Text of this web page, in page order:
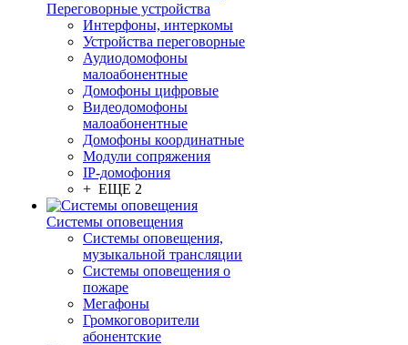
Переговорные устройства
Интерфоны, интеркомы
Устройства переговорные
Аудиодомофоны
малоабонентные
Домофоны цифровые
Видеодомофоны
малоабонентные
Домофоны координатные
Модули сопряжения
IP-домофония
+ ЕЩЕ 2
Системы оповещения
Системы оповещения,
музыкальной трансляции
Системы оповещения о
пожаре
Мегафоны
Громкоговорители
абонентские